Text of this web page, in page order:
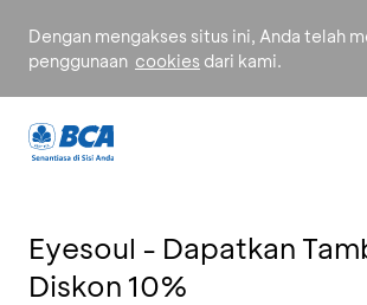
Dengan mengakses situs ini, Anda telah
penggunaan cookies dari kami.
Eyesoul - Dapatkan
Diskon 10%